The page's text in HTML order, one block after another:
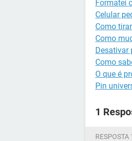
Formatei
Celular
Como
Como
Desativar
Como
O que é
Pin
1
RESPOSTA